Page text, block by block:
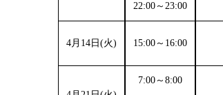
22:00～23:00
4月14日(火) 15:00～16:00
7:00～8:00